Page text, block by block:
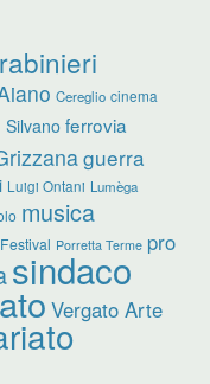
Cereglio cinema
Silvano ferrovia
guerra
Luigi Ontani Lumèga
musica
Porretta Terme pro
sindaco
Vergato Arte